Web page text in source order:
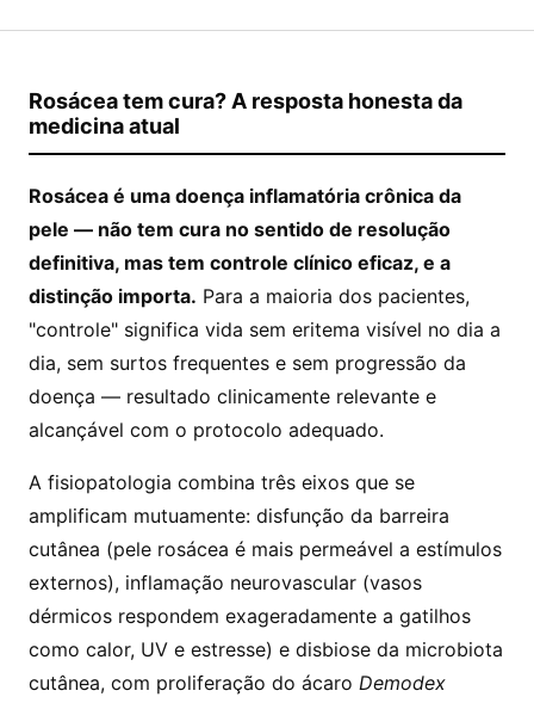
Rosácea tem cura? A resposta honesta da
medicina atual
Rosácea é uma doença inflamatória crônica da
pele — não tem cura no sentido de resolução
definitiva, mas tem controle clínico eficaz, e a
distinção importa. Para a maioria dos pacientes,
"controle" significa vida sem eritema visível no dia a
dia, sem surtos frequentes e sem progressão da
doença — resultado clinicamente relevante e
alcançável com o protocolo adequado.
A fisiopatologia combina três eixos que se
amplificam mutuamente: disfunção da barreira
cutânea (pele rosácea é mais permeável a estímulos
externos), inflamação neurovascular (vasos
dérmicos respondem exageradamente a gatilhos
como calor, UV e estresse) e disbiose da microbiota
cutânea, com proliferação do ácaro Demodex